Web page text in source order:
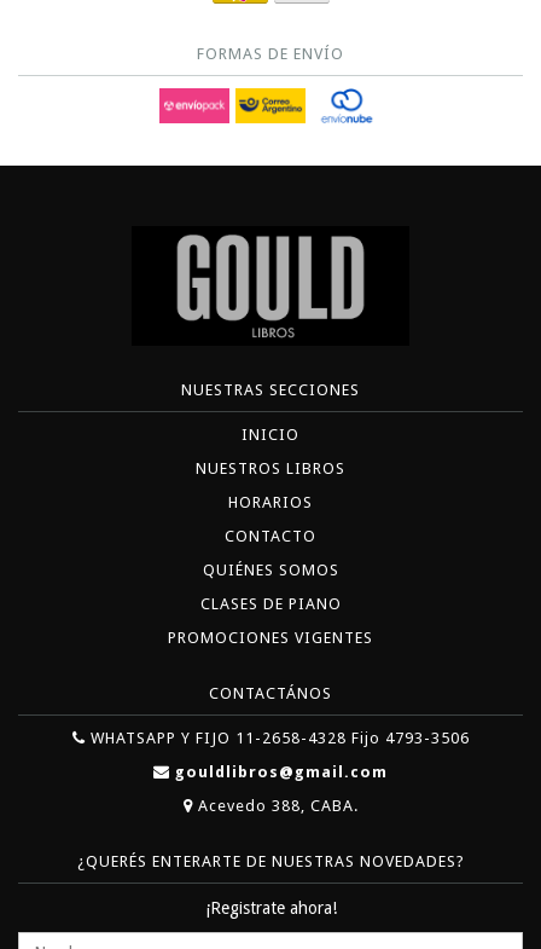
FORMAS DE ENVÍO
NUESTRAS SECCIONES
INICIO
NUESTROS LIBROS
HORARIOS
CONTACTO
QUIÉNES SOMOS
CLASES DE PIANO
PROMOCIONES VIGENTES
CONTACTÁNOS
WHATSAPP Y FIJO 11-2658-4328 Fijo 4793-3506
gouldlibros@gmail.com
Acevedo 388, CABA.
¿QUERÉS ENTERARTE DE NUESTRAS NOVEDADES?
¡Registrate ahora!